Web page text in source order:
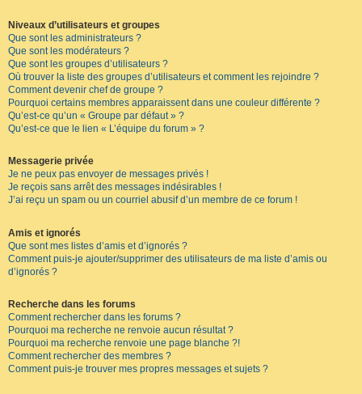
Niveaux d’utilisateurs et groupes
Que sont les administrateurs ?
Que sont les modérateurs ?
Que sont les groupes d’utilisateurs ?
Où trouver la liste des groupes d’utilisateurs et comment les rejoindre ?
Comment devenir chef de groupe ?
Pourquoi certains membres apparaissent dans une couleur différente ?
Qu’est-ce qu’un « Groupe par défaut » ?
Qu’est-ce que le lien « L’équipe du forum » ?
Messagerie privée
Je ne peux pas envoyer de messages privés !
Je reçois sans arrêt des messages indésirables !
J’ai reçu un spam ou un courriel abusif d’un membre de ce forum !
Amis et ignorés
Que sont mes listes d’amis et d’ignorés ?
Comment puis-je ajouter/supprimer des utilisateurs de ma liste d’amis ou
d’ignorés ?
Recherche dans les forums
Comment rechercher dans les forums ?
Pourquoi ma recherche ne renvoie aucun résultat ?
Pourquoi ma recherche renvoie une page blanche ?!
Comment rechercher des membres ?
Comment puis-je trouver mes propres messages et sujets ?